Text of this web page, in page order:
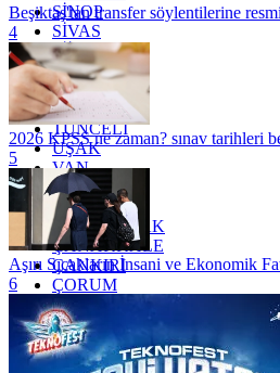
SİNOP
SİVAS
SİİRT
TEKİRDAĞ
TOKAT
TRABZON
TUNCELİ
UŞAK
VAN
YALOVA
YOZGAT
ZONGULDAK
ÇANAKKALE
ÇANKIRI
ÇORUM
İSTANBUL
İZMİR
ŞANLIURFA
ŞIRNAK
Beşiktaş'tan transfer söylentilerine
4
2026 KPSS ne zaman? sınav tarihleri
5
Aşırı Sıcakların İnsani ve Ekonomik
6